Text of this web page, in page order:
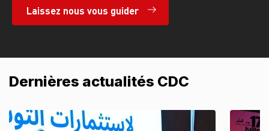
Laissez nous vous guider
Dernières actualités CDC